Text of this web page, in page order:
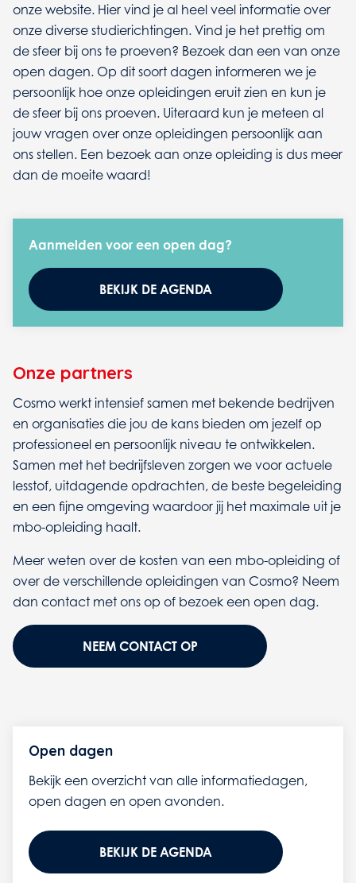
onze website. Hier vind je al heel veel informatie over
onze diverse studierichtingen. Vind je het prettig om
de sfeer bij ons te proeven? Bezoek dan een van onze
open dagen. Op dit soort dagen informeren we je
persoonlijk hoe onze opleidingen eruit zien en kun je
de sfeer bij ons proeven. Uiteraard kun je meteen al
jouw vragen over onze opleidingen persoonlijk aan
ons stellen. Een bezoek aan onze opleiding is dus meer
dan de moeite waard!
Aanmelden voor een open dag?
BEKIJK DE AGENDA
Onze partners
Cosmo werkt intensief samen met bekende bedrijven
en organisaties die jou de kans bieden om jezelf op
professioneel en persoonlijk niveau te ontwikkelen.
Samen met het bedrijfsleven zorgen we voor actuele
lesstof, uitdagende opdrachten, de beste begeleiding
en een fijne omgeving waardoor jij het maximale uit je
mbo-opleiding haalt.
Meer weten over de kosten van een mbo-opleiding of
over de verschillende opleidingen van Cosmo? Neem
dan contact met ons op of bezoek een open dag.
NEEM CONTACT OP
Open dagen
Bekijk een overzicht van alle informatiedagen,
open dagen en open avonden.
BEKIJK DE AGENDA